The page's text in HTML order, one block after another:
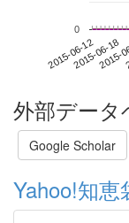
2015-06-122015-06-18
2015-
0
外部データ
Google Scholar
Yahoo!知恵